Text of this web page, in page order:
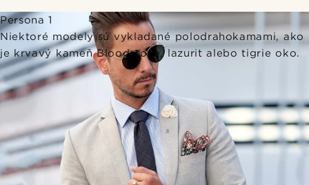
Persona 1
Niektoré modely sú vykladané polodrahokamami, ako
je krvavý kameň Bloodstone, lazurit alebo tigrie oko.